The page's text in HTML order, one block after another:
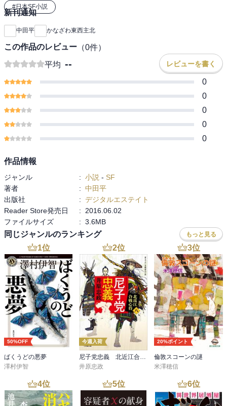
将を務める主計町（かずえまち）の鍋の「太郎」で久しぶりに三人
が再会した会食会で秋子が令佳の相談に乗ることが決まる。金沢を
拠点に北陸方面に信者拡大を図る宗教法人「心の友」が、偶然にも
水琴楼で慰労会を開くことになった。それを母の女将から聞いた犀
子は、一計を案じて、秋子と令佳を芸妓に仕立てて客を迎えた。宴
会客との話の中で西茶屋出身の夭折の天才小説家島田清次郎が水琴
楼の女将の母と泉鏡の祖母菊乃（きくの）の幼友達だったことがわ
かる。回想の中、自称天才の島清は同世代の芸者菊乃と水琴楼の先
代の女将から散々にたしなめられる。宴会は女将の三味線で犀子、
秋子、令佳の唄と踊りで華やかに盛り上がった。料理は楓茶楼の元
と料理を作ることが好きだった圭はすっかり料理の魅力に目覚め、
宗教団体から脱退して調理士を目指し、姉と共に楓茶楼の再建を決
は楓茶楼の再建を目指す兄弟の修業の場となることになった。すっ
かり迷いが晴れた令佳を従え、犀子は見事に『細川ガラシャ』を演
じきり、歌劇座の客から大喝采を浴びる。客の中には鏡、多美、秋
子、圭、高橋がいたことは言うまでもない。
#日本SF小説
新刊通知
中田平 かなざわ東西主北
この作品のレビュー （0件）
平均 -- レビューを書く
0
0
0
0
0
作品情報
ジャンル : 小説 - SF
著者
: 中田平
出版社
: デジタルエステイト
Reader Store発売日
:
2016.06.02
ファイルサイズ
: 3.6MB
同じジャンルのランキング もっと見る
1位
50%OFF
ばくうどの悪夢
澤村伊智
2位
今週入荷
尼子党忠義 北近江合戦心得〈八〉
井原忠政
3位
20%ポイント
倫敦スコーンの謎
米澤穂信
4位 5位 6位